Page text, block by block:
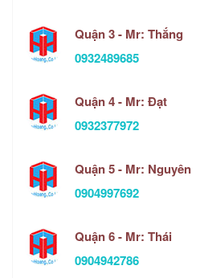
Quận 3 - Mr: Thắng
0932489685
Quận 4 - Mr: Đạt
0932377972
Quận 5 - Mr: Nguyên
0904997692
Quận 6 - Mr: Thái
0904942786